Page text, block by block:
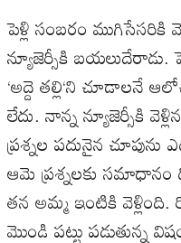
పెళ్లిసంబరం ముగిసేసరికి
న్యూజెర్సీకిబయలుదేరాడు.
‘అద్దెతల్లి‘ని చూడాలనే
లేదు. నాన్నన్యూజెర్సీకివెళ్లిన
ప్రశ్నల పదునైన చూపును
ఆమె ప్రశ్నలకు సమాధానం
తన అమ్మఇంటికివెళ్లింది.
మొండి పట్టుపడుతున్న